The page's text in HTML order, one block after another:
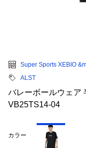
Super Sports XEBIO
ALST
バレーボールウェア
VB25TS14-04
カラー